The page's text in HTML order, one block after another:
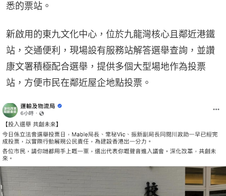
悉的票站。
新啟用的東九文化中心，位於九龍灣核心且鄰近港鐵
站，交通便利，現場設有服務站解答選舉查詢，並讚
康文署積極配合選舉，提供多個大型場地作為投票
站，方便市民在鄰近屋企地點投票。